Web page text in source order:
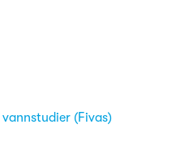
(Fivas)